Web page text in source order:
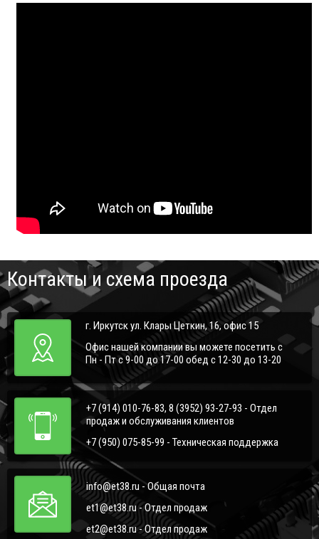
Контакты и схема проезда
г. Иркутск ул. Клары Цеткин, 16, офис 15
Офис нашей компании вы можете посетить с
Пн - Пт с 9-00 до 17-00 обед с 12-30 до 13-20
+7 (914) 010-76-83, 8 (3952) 93-27-93 - Отдел
продаж и обслуживания клиентов
+7 (950) 075-85-99 - Техническая поддержка
info@et38.ru - Общая почта
et1@et38.ru - Отдел продаж
et2@et38.ru - Отдел продаж